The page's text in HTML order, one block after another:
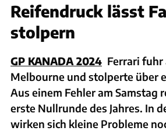
Reifendruck lässt
stolpern
GP KANADA 2024 Ferrari fuhr
Melbourne und stolperte über
Aus einem Fehler am Samstag
erste Nullrunde des Jahres. In
wirken sich kleine Probleme